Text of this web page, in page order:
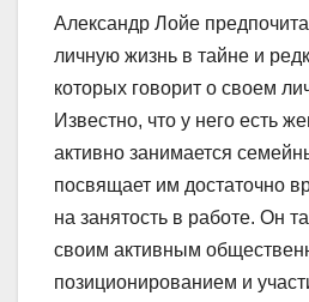
Александр Лойе
личную жизнь в тайне и
которых говорит о своем
Известно, что у него есть
активно занимается
посвящает им достаточно
на занятость в работе. Он
своим активным
позиционированием и